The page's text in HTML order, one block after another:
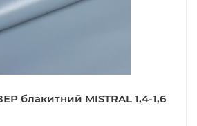
блакитний MISTRAL 1,4-1,6